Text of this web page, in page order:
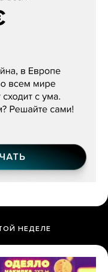
сердце
НЕДЕЛЕ